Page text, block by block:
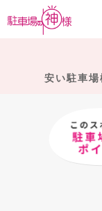
安い駐車場